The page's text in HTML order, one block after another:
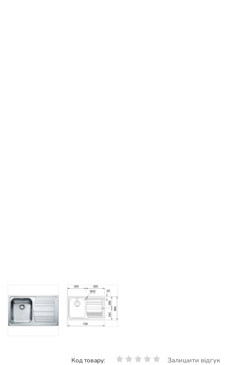
Код товару: Залишити відгук